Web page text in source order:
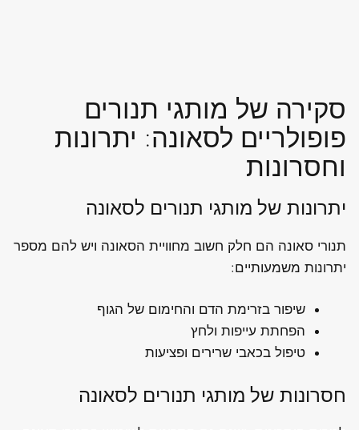
סקירה של מותגי תנורים
פופולריים לסאונה: יתרונות
וחסרונות
יתרונות של מותגי תנורים לסאונה
תנורי סאונה הם חלק חשוב מחוויית הסאונה ויש להם מספר
יתרונות משמעותיים:
שיפור בזרימת הדם והחימום של הגוף
הפחתת עייפות ולחץ
טיפול בכאבי שרירים ופציעות
חסרונות של מותגי תנורים לסאונה